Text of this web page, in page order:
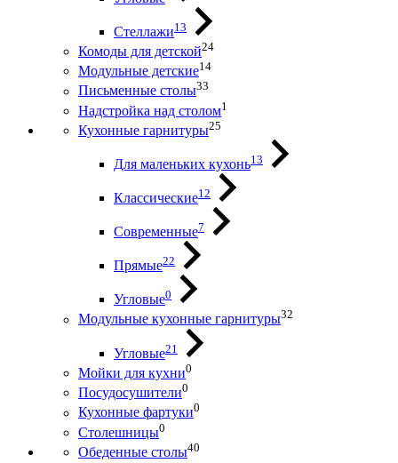
Стеллажи13
Комоды для детской24
Модульные детские14
Письменные столы33
Надстройка над столом1
Кухонные гарнитуры25
Для маленьких кухонь13
Классические12
Современные7
Прямые22
Угловые0
Модульные кухонные гарнитуры32
Угловые21
Мойки для кухни0
Посудосушители0
Кухонные фартуки0
Столешницы0
Обеденные столы40